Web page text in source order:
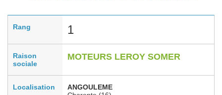
Rang 1
Raison
sociale
MOTEURS LEROY SOMER
Localisation
ANGOULEME